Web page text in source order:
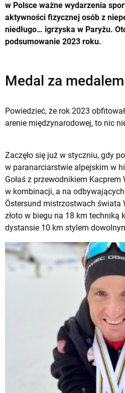
w Polsce ważne wydarzenia
aktywności fizycznej osób z
niedługo… igrzyska w Paryżu.
podsumowanie 2023 roku.
Medal za medalem
Powiedzieć, że rok 2023
arenie międzynarodowej, to nic
Zaczęło się już w styczniu, gdy
w paranarciarstwie alpejskim w
Gołaś z przewodnikiem
w kombinacji, a na
Östersund mistrzostwach świata
złoto w biegu na 18 km techniką
dystansie 10 km stylem